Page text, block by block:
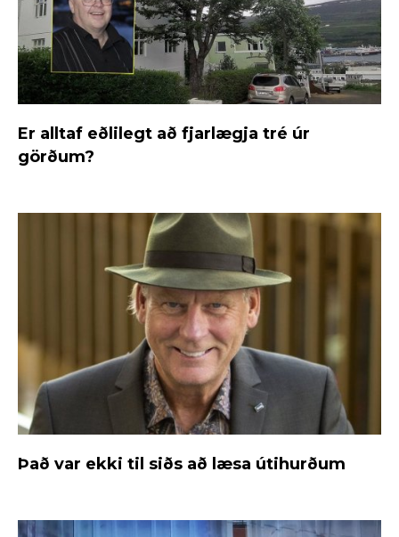
Er alltaf eðlilegt að fjarlægja tré úr
görðum?
Það var ekki til siðs að læsa útihurðum